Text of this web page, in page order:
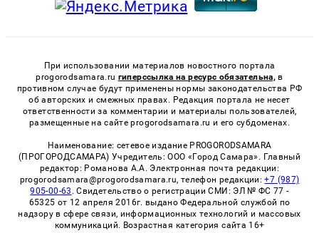
При использовании материалов новостного портала
progorodsamara.ru гиперссылка на ресурс обязательна, в
противном случае будут применены нормы законодательства РФ
об авторских и смежных правах. Редакция портала не несет
ответственности за комментарии и материалы пользователей,
размещенные на сайте progorodsamara.ru и его субдоменах.
Наименование: сетевое издание PROGORODSAMARA
(ПРОГОРОДСАМАРА) Учредитель: ООО «Город Самара». Главный
редактор: Романова А.А. Электронная почта редакции:
progorodsamara@progorodsamara.ru, телефон редакции:+7 (987)
905-00-63 . Свидетельство о регистрации СМИ: ЭЛ № ФС 77 -
65325 от 12 апреля 2016г. выдано Федеральной службой по
надзору в сфере связи, информационных технологий и массовых
коммуникаций. Возрастная категория сайта 16+